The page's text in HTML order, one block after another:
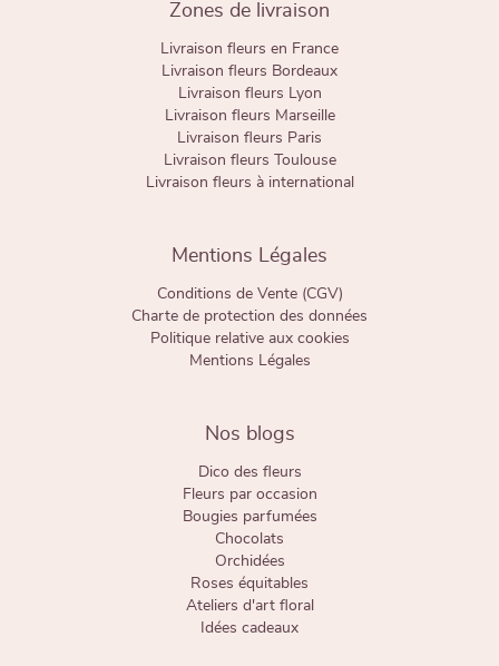
Zones de livraison
Livraison fleurs en France
Livraison fleurs Bordeaux
Livraison fleurs Lyon
Livraison fleurs Marseille
Livraison fleurs Paris
Livraison fleurs Toulouse
Livraison fleurs à international
Mentions Légales
Conditions de Vente (CGV)
Charte de protection des données
Politique relative aux cookies
Mentions Légales
Nos blogs
Dico des fleurs
Fleurs par occasion
Bougies parfumées
Chocolats
Orchidées
Roses équitables
Ateliers d'art floral
Idées cadeaux